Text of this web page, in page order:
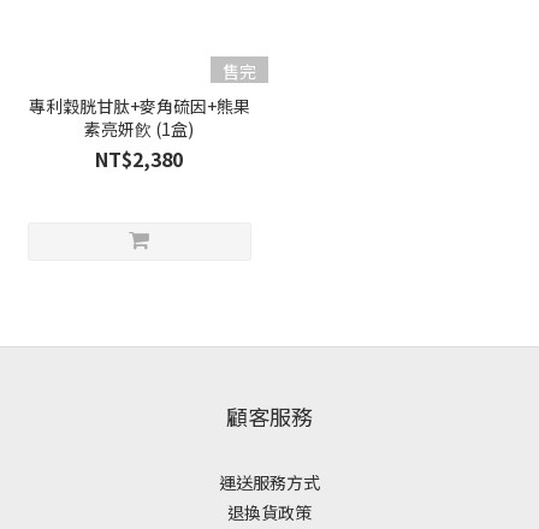
售完
專利穀胱甘肽+麥角硫因+熊果
素亮妍飮 (1盒)
NT$2,380
顧客服務
運送服務方式
退換貨政策